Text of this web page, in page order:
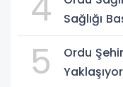
Sağlığı
5
Ordu